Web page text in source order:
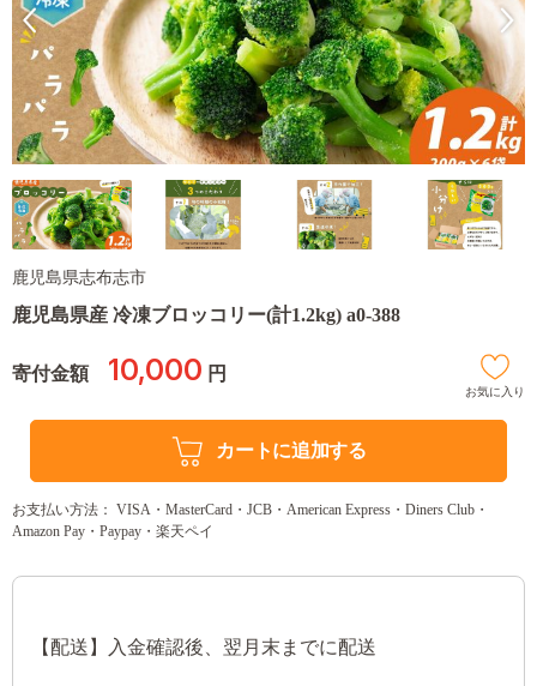
鹿児島県志布志市
鹿児島県産 冷凍ブロッコリー(計1.2kg) a0-388
寄付金額 10,000 円
お気に入り
カートに追加する
お支払い方法： VISA・MasterCard・JCB・American Express・Diners Club・
Amazon Pay・Paypay・楽天ペイ
【配送】入金確認後、翌月末までに配送